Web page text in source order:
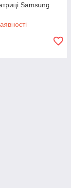
Samsung